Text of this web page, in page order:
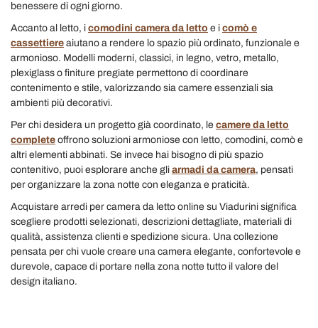
benessere di ogni giorno.
Accanto al letto, i comodini camera da letto e i comò e
cassettiere aiutano a rendere lo spazio più ordinato, funzionale e
armonioso. Modelli moderni, classici, in legno, vetro, metallo,
plexiglass o finiture pregiate permettono di coordinare
contenimento e stile, valorizzando sia camere essenziali sia
ambienti più decorativi.
Per chi desidera un progetto già coordinato, le camere da letto
complete offrono soluzioni armoniose con letto, comodini, comò e
altri elementi abbinati. Se invece hai bisogno di più spazio
contenitivo, puoi esplorare anche gli armadi da camera, pensati
per organizzare la zona notte con eleganza e praticità.
Acquistare arredi per camera da letto online su Viadurini significa
scegliere prodotti selezionati, descrizioni dettagliate, materiali di
qualità, assistenza clienti e spedizione sicura. Una collezione
pensata per chi vuole creare una camera elegante, confortevole e
durevole, capace di portare nella zona notte tutto il valore del
design italiano.